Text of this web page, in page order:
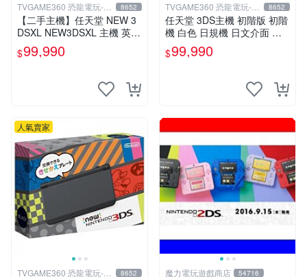
TVGAME360 恐龍電玩-台
中店
8652
【二手主機】任天堂 NEW 3
DSXL NEW3DSXL 主機 英文
版 歐洲機 橘黑色 附贈充電器
裸裝【台中恐龍電玩】
$99,990
TVGAME360 恐龍電玩-台
中店
8652
任天堂 3DS主機 初階版 初階
機 白色 日規機 日文介面 台
灣公司一年保固(送保護貼)
【台中恐龍電玩】
$99,990
人氣賣家
TVGAME360 恐龍電玩-台 8652 魔力電玩遊戲商店 54716